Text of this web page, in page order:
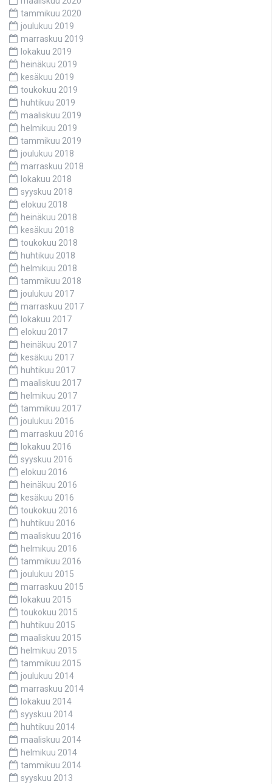
tammikuu 2020
joulukuu 2019
marraskuu 2019
lokakuu 2019
heinäkuu 2019
kesäkuu 2019
toukokuu 2019
huhtikuu 2019
maaliskuu 2019
helmikuu 2019
tammikuu 2019
joulukuu 2018
marraskuu 2018
lokakuu 2018
syyskuu 2018
elokuu 2018
heinäkuu 2018
kesäkuu 2018
toukokuu 2018
huhtikuu 2018
helmikuu 2018
tammikuu 2018
joulukuu 2017
marraskuu 2017
lokakuu 2017
elokuu 2017
heinäkuu 2017
kesäkuu 2017
huhtikuu 2017
maaliskuu 2017
helmikuu 2017
tammikuu 2017
joulukuu 2016
marraskuu 2016
lokakuu 2016
syyskuu 2016
elokuu 2016
heinäkuu 2016
kesäkuu 2016
toukokuu 2016
huhtikuu 2016
maaliskuu 2016
helmikuu 2016
tammikuu 2016
joulukuu 2015
marraskuu 2015
lokakuu 2015
toukokuu 2015
huhtikuu 2015
maaliskuu 2015
helmikuu 2015
tammikuu 2015
joulukuu 2014
marraskuu 2014
lokakuu 2014
syyskuu 2014
huhtikuu 2014
maaliskuu 2014
helmikuu 2014
tammikuu 2014
syyskuu 2013